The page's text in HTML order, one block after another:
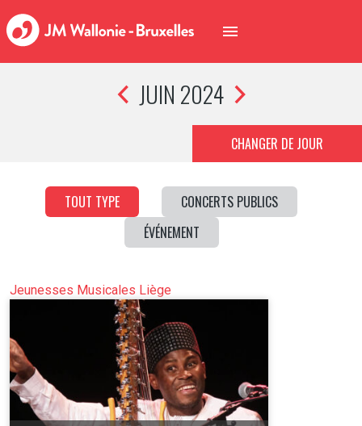
JUIN 2024
CHANGER DE JOUR
TOUT TYPE
CONCERTS PUBLICS
ÉVÉNEMENT
Jeunesses Musicales Liège